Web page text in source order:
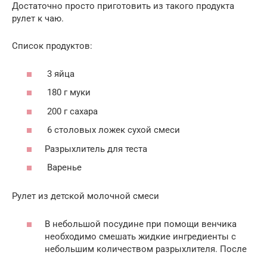
Достаточно просто приготовить из такого продукта
рулет к чаю.
Список продуктов:
3 яйца
180 г муки
200 г сахара
6 столовых ложек сухой смеси
Разрыхлитель для теста
Варенье
Рулет из детской молочной смеси
В небольшой посудине при помощи венчика
необходимо смешать жидкие ингредиенты с
небольшим количеством разрыхлителя. После